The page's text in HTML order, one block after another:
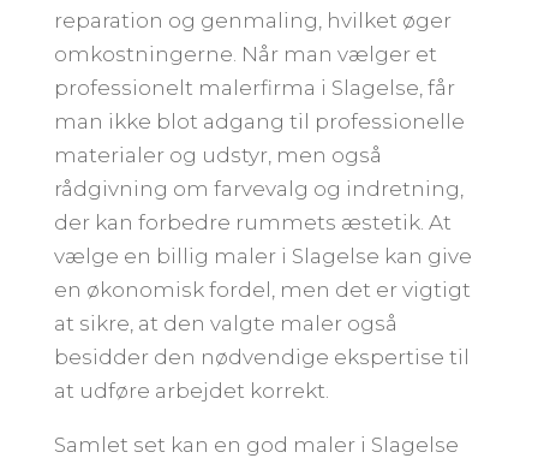
reparation og genmaling, hvilket øger
omkostningerne. Når man vælger et
professionelt malerfirma i Slagelse, får
man ikke blot adgang til professionelle
materialer og udstyr, men også
rådgivning om farvevalg og indretning,
der kan forbedre rummets æstetik. At
vælge en billig maler i Slagelse kan give
en økonomisk fordel, men det er vigtigt
at sikre, at den valgte maler også
besidder den nødvendige ekspertise til
at udføre arbejdet korrekt.
Samlet set kan en god maler i Slagelse